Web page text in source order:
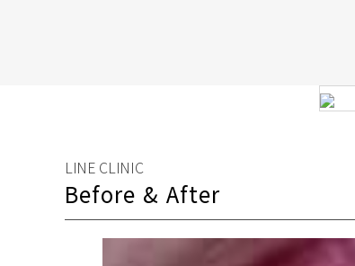
LINE CLINIC
Before & After